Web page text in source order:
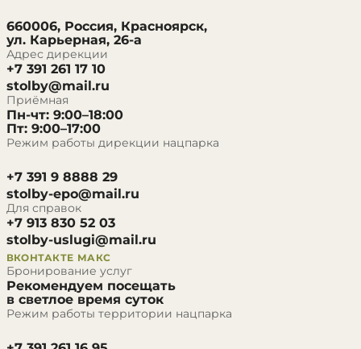
660006, Россия, Красноярск,
ул. Карьерная, 26-а
Адрес дирекции
+7 391 261 17 10
stolby@mail.ru
Приёмная
Пн-чт: 9:00–18:00
Пт: 9:00–17:00
Режим работы дирекции нацпарка
+7 391 9 8888 29
stolby-epo@mail.ru
Для справок
+7 913 830 52 03
stolby-uslugi@mail.ru
ВКОНТАКТЕ МАКС
Бронирование услуг
Рекомендуем посещать
в светлое время суток
Режим работы территории нацпарка